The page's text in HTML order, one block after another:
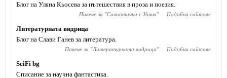
Блог на Уляна Кьосева за пътешествия в проза и поезия.
Повече за "Синоптични с Уляна" Подобни сайтове
Литературната видрица
Блог на Слави Ганев за литература.
Повече за "Литературната видрица" Подобни сайтове
SciFi bg
Списание за научна фантастика.